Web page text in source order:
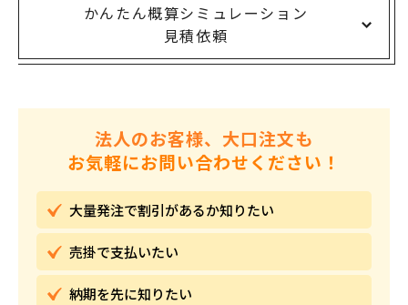
かんたん概算シミュレーション
見積依頼
法人のお客様、大口注文も
お気軽にお問い合わせください！
大量発注で割引があるか知りたい
売掛で支払いたい
納期を先に知りたい